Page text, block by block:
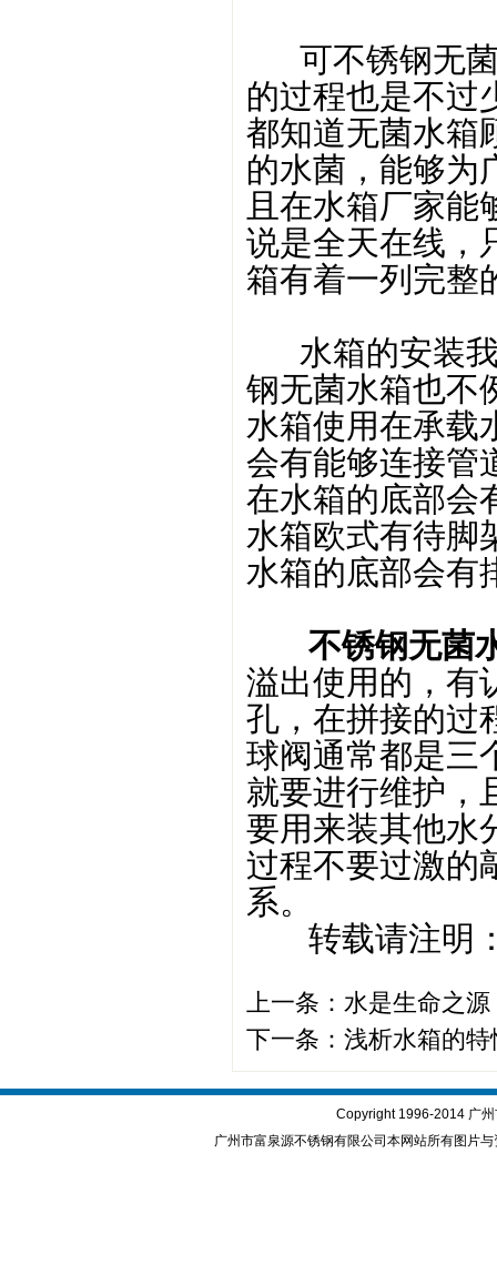
可不锈钢无菌
的过程也是不过
都知道无菌水箱
的水菌，能够为
且在水箱厂家
说是全天在线，
箱有着一列完整
水箱的安装我
钢无菌水箱也不
水箱使用在承载
会有能够连接管
在水箱的底部会
水箱欧式有待脚
水箱的底部会有
不锈钢无菌
溢出使用的，有
孔，在拼接的过
球阀通常都是三
就要进行维护，
要用来装其他水
过程不要过激的
系。
转载请注明：
上一条： 水是生命之
下一条： 浅析水箱的特
Copyright 1996-2014 广
广州市富泉源不锈钢有限公司本网站所有图片